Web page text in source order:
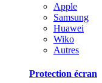
Apple
Samsung
Huawei
Wiko
Autres
Protection écran